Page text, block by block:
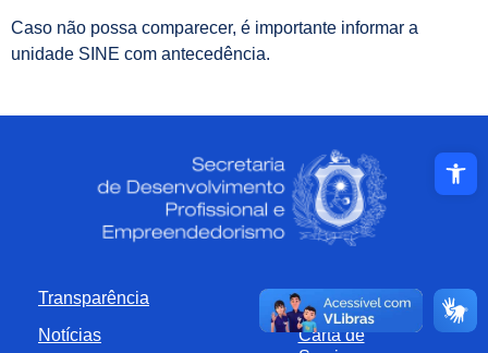
Abrir a
Caso não possa comparecer, é importante informar a
unidade SINE com antecedência.
Transparência
Notícias
Publicações
Carta de